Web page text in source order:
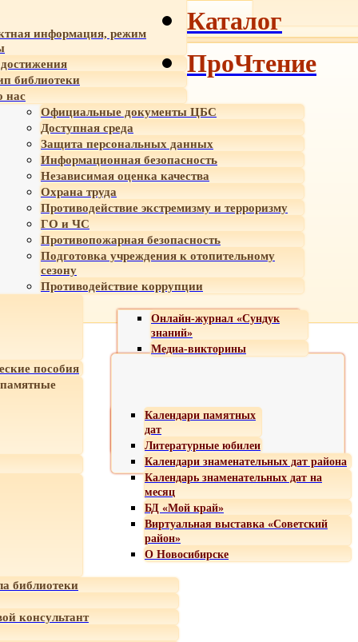
информация, режим
библиотеки
нас
Официальные документы ЦБС
Доступная среда
Защита персональных данных
Информационная безопасность
Независимая оценка качества
Охрана труда
Противодействие экстремизму и терроризму
ГО и ЧС
Противопожарная безопасность
Подготовка учреждения к отопительному
сезону
Противодействие коррупции
Онлайн-журнал «Сундук
знаний»
Медиа-викторины
пособия
Календари памятных
дат
Литературные юбилеи
Календари знаменательных дат района
Календарь знаменательных дат на
месяц
БД «Мой край»
Виртуальная выставка «Советский
район»
О Новосибирске
библиотеки
консультант
Каталог
ПроЧтение